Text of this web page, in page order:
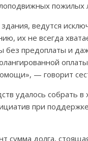
пожилых
ведутся
их не всегда
без предоплаты и
— говорит
удалось собрать в
при
сумма долга,